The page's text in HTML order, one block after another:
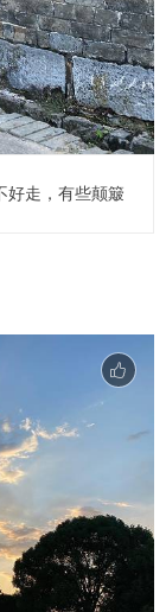
好走，有些颠簸